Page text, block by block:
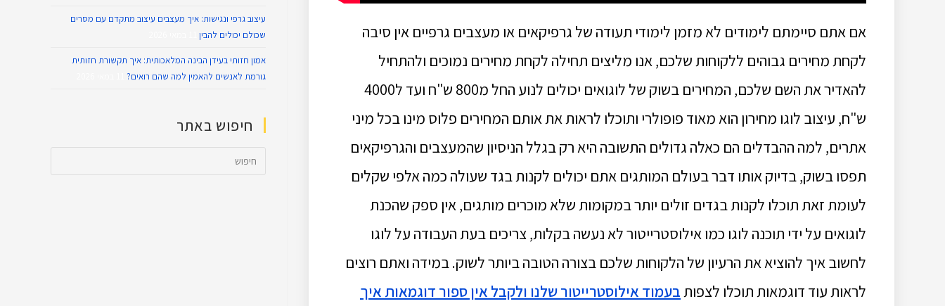
אם אתם סיימתם לימודים לא מזמן לימודי תעודה של גרפיקאים או מעצבים גרפיים אין סיבה
לקחת מחירים גבוהים ללקוחות שלכם, אנו מליצים תחילה לקחת מחירים נמוכים ולהתחיל
להאדיר את השם שלכם, המחירים בשוק של לוגואים יכולים לנוע החל מ800 ש"ח ועד ל4000
ש"ח, עיצוב לוגו מחירון הוא מאוד פופולרי ותוכלו לראות את אותם המחירים פלוס מינו בכל מיני
אתרים, למה ההבדלים הם כאלה גדולים התשובה היא רק בגלל הניסיון שהמעצבים והגרפיקאים
תפסו בשוק, בדיוק אותו דבר בעולם המותגים אתם יכולים לקנות בגד שעולה כמה אלפי שקלים
לעומת זאת תוכלו לקנות בגדים זולים יותר במקומות שלא מוכרים מותגים, אין ספק שהכנת
לוגואים על ידי תוכנה לוגו כמו אילוסטרייטור לא נעשה בקלות, צריכים בעת העבודה על לוגו
לחשוב איך להוציא את הרעיון של הלקוחות שלכם בצורה הטובה ביותר לשוק. במידה ואתם רוצים
לראות עוד דוגמאות תוכלו לצפותבעמוד אילוסטרייטור שלנו ולקבל אין ספור דוגמאות איך
עיצוב גרפי ונגישות: איך מעצבים עיצוב מתקדם עם מסרים
שכולם יכולים להבין
אמון חזותי בעידן הבינה המלאכותית: איך תקשורת חזותית
גורמת לאנשים להאמין למה שהם רואים?
חיפוש באתר